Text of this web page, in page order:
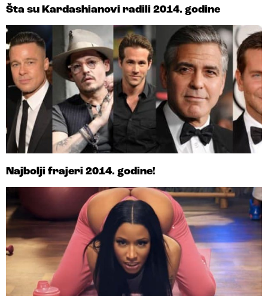
Šta su Kardashianovi radili 2014. godine
Najbolji frajeri 2014. godine!